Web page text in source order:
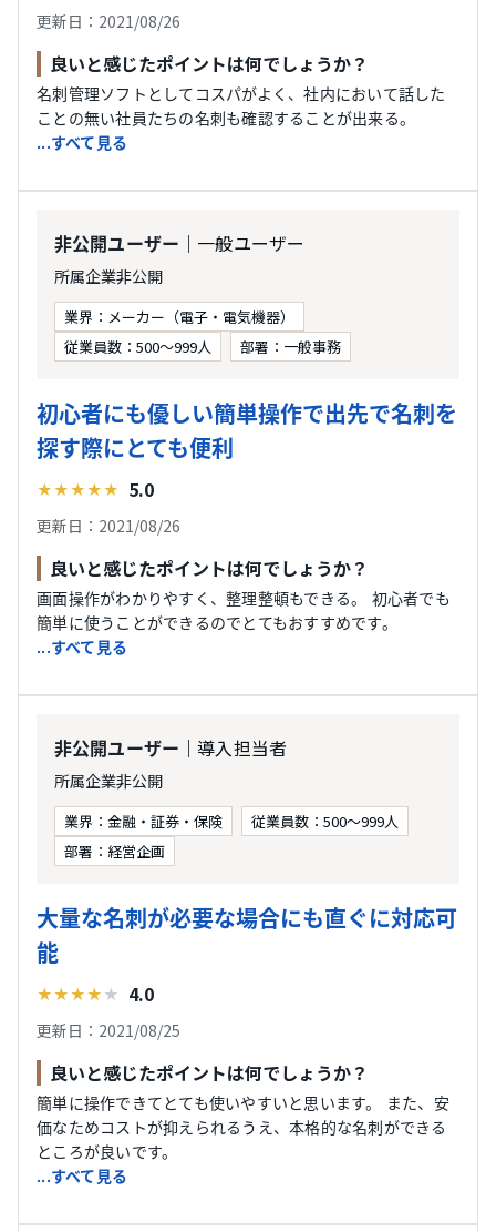
更新日：2021/08/26
良いと感じたポイントは何でしょうか？
名刺管理ソフトとしてコスパがよく、社内において話した
ことの無い社員たちの名刺も確認することが出来る。
...すべて見る
非公開ユーザー ｜一般ユーザー
所属企業非公開
業界：メーカー（電子・電気機器）
従業員数：500〜999人
部署：一般事務
初心者にも優しい簡単操作で出先で名刺を
探す際にとても便利
★★★★★ 5.0
更新日：2021/08/26
良いと感じたポイントは何でしょうか？
画面操作がわかりやすく、整理整頓もできる。 初心者でも
簡単に使うことができるのでとてもおすすめです。
...すべて見る
非公開ユーザー ｜導入担当者
所属企業非公開
業界：金融・証券・保険
従業員数：500〜999人
部署：経営企画
大量な名刺が必要な場合にも直ぐに対応可
能
★★★★ ★ 4.0
更新日：2021/08/25
良いと感じたポイントは何でしょうか？
簡単に操作できてとても使いやすいと思います。 また、安
価なためコストが抑えられるうえ、本格的な名刺ができる
ところが良いです。
...すべて見る